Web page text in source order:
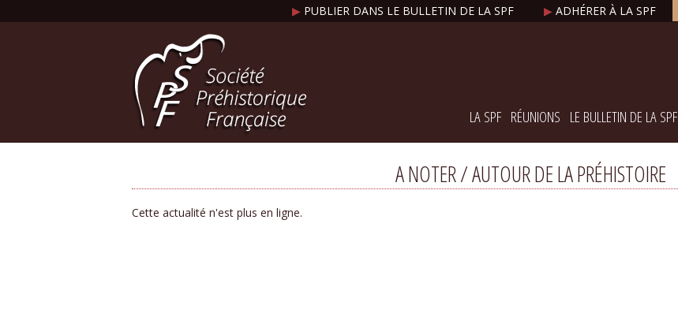
▶ PUBLIER DANS LE BULLETIN DE LA SPF ▶ ADHÉRER À LA SPF
LA SPF RÉUNIONS LE BULLETIN DE LA SPF
A NOTER / AUTOUR DE LA PRÉHISTOIRE
Cette actualité n'est plus en ligne.